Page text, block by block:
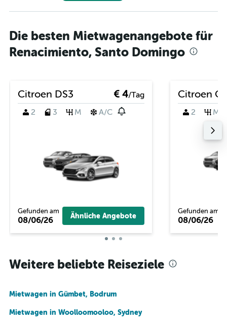
Die besten Mietwagenangebote für
Renacimiento, Santo Domingo
Citroen DS3 € 4/Tag
2
3 M A/C
Gefunden am
08/06/26 Ähnliche Angebote
Citroen C3
2 M
Gefunden am
08/06/26
Weitere beliebte Reiseziele
Mietwagen in Gümbet, Bodrum
Mietwagen in Woolloomooloo, Sydney